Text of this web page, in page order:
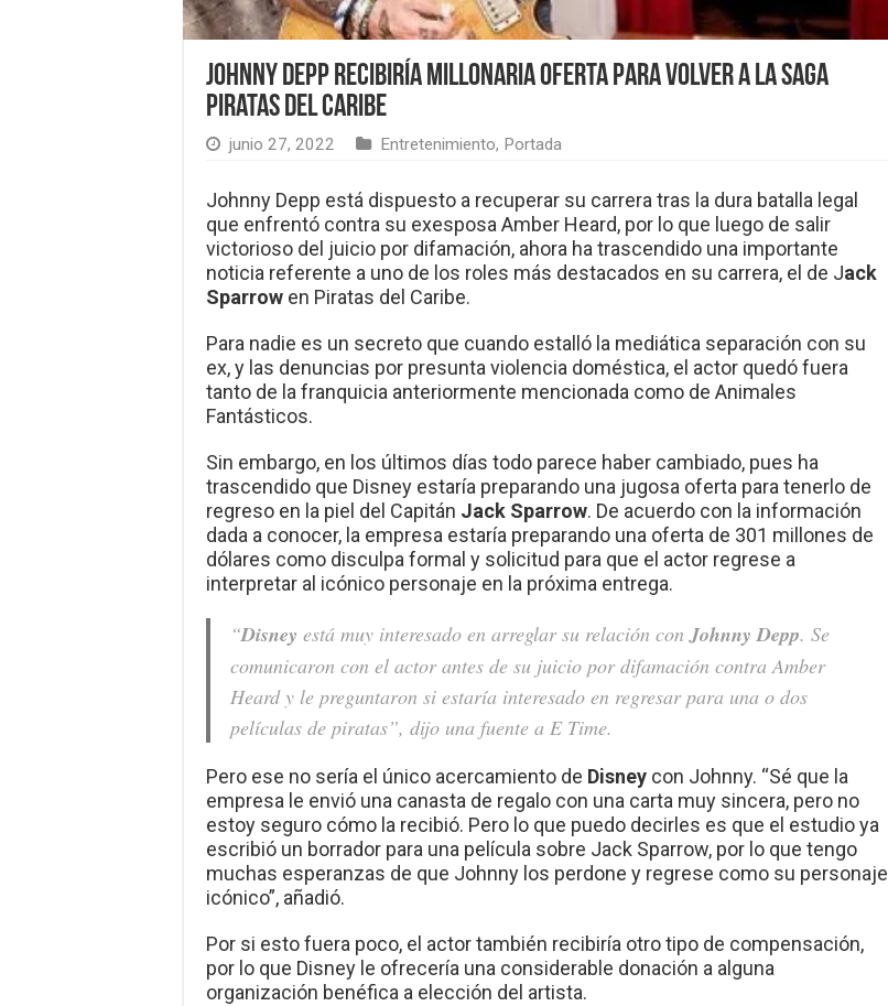
Johnny Depp recibiría millonaria oferta para volver a la saga
Piratas del Caribe
junio 27, 2022 Entretenimiento, Portada
Johnny Depp está dispuesto a recuperar su carrera tras la dura batalla legal
que enfrentó contra su exesposa Amber Heard, por lo que luego de salir
victorioso del juicio por difamación, ahora ha trascendido una importante
noticia referente a uno de los roles más destacados en su carrera, el de Jack
Sparrow en Piratas del Caribe.
Para nadie es un secreto que cuando estalló la mediática separación con su
ex, y las denuncias por presunta violencia doméstica, el actor quedó fuera
tanto de la franquicia anteriormente mencionada como de Animales
Fantásticos.
Sin embargo, en los últimos días todo parece haber cambiado, pues ha
trascendido que Disney estaría preparando una jugosa oferta para tenerlo de
regreso en la piel del Capitán Jack Sparrow. De acuerdo con la información
dada a conocer, la empresa estaría preparando una oferta de 301 millones de
dólares como disculpa formal y solicitud para que el actor regrese a
interpretar al icónico personaje en la próxima entrega.
“Disney está muy interesado en arreglar su relación conJohnny Depp. Se
comunicaron con el actor antes de su juicio por difamación contra Amber
Heard y le preguntaron si estaría interesado en regresar para una o dos
películas de piratas”, dijo una fuente a E Time.
Pero ese no sería el único acercamiento de Disney con Johnny. “Sé que la
empresa le envió una canasta de regalo con una carta muy sincera, pero no
estoy seguro cómo la recibió. Pero lo que puedo decirles es que el estudio ya
escribió un borrador para una película sobre Jack Sparrow, por lo que tengo
muchas esperanzas de que Johnny los perdone y regrese como su personaje
icónico”, añadió.
Por si esto fuera poco, el actor también recibiría otro tipo de compensación,
por lo que Disney le ofrecería una considerable donación a alguna
organización benéfica a elección del artista.